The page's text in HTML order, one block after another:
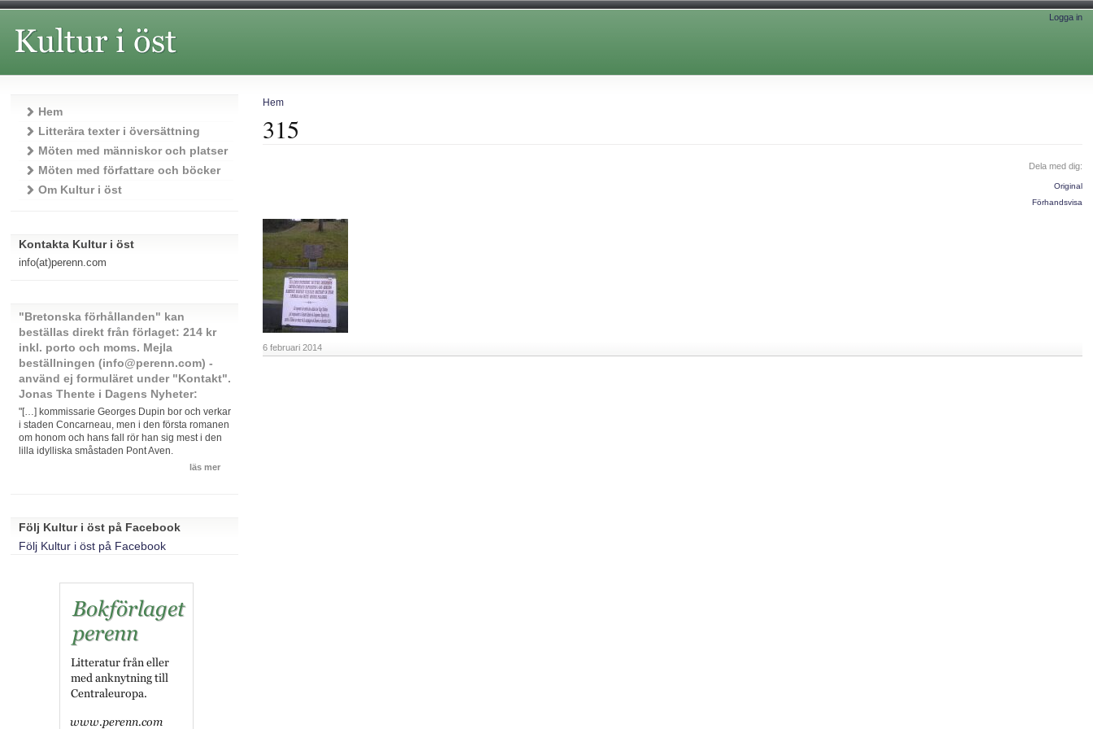
Logga in
Hem
315
Dela med dig:
Original
Förhandsvisa
6 februari 2014
Hem
Litterära texter i översättning
Möten med människor och platser
Möten med författare och böcker
Om Kultur i öst
Kontakta Kultur i öst
info(at)perenn.com
"Bretonska förhållanden" kan
beställas direkt från förlaget: 214 kr
inkl. porto och moms. Mejla
beställningen (info@perenn.com) -
använd ej formuläret under "Kontakt".
Jonas Thente i Dagens Nyheter:
"[…] kommissarie Georges Dupin bor och verkar
i staden Concarneau, men i den första romanen
om honom och hans fall rör han sig mest i den
lilla idylliska småstaden Pont Aven.
läs mer
Följ Kultur i öst på Facebook
Följ Kultur i öst på Facebook